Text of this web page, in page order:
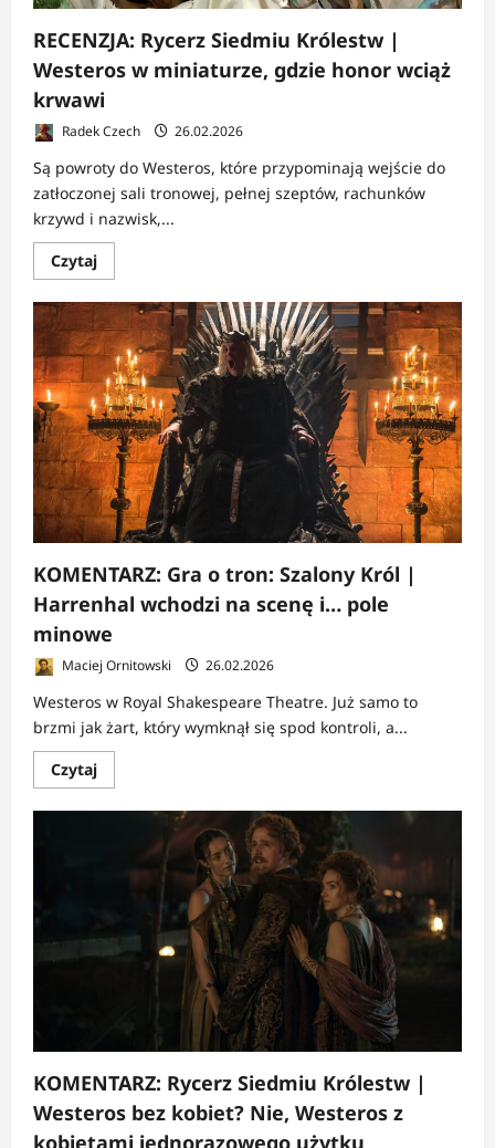
RECENZJA: Rycerz Siedmiu Królestw |
Westeros w miniaturze, gdzie honor wciąż
krwawi
Radek Czech 26.02.2026
Są powroty do Westeros, które przypominają wejście do
zatłoczonej sali tronowej, pełnej szeptów, rachunków
krzywd i nazwisk,...
CzytajDowiedz
się
o
RECENZJA:
Rycerz
Siedmiu
Królestw
|
Westeros
w
miniaturze,
gdzie
honor
wciąż
krwawi
KOMENTARZ: Gra o tron: Szalony Król |
Harrenhal wchodzi na scenę i… pole
minowe
Maciej Ornitowski 26.02.2026
Westeros w Royal Shakespeare Theatre. Już samo to
brzmi jak żart, który wymknął się spod kontroli, a...
CzytajDowiedz
się
o
KOMENTARZ:
Harrenhal
wchodzi
KOMENTARZ: Rycerz Siedmiu Królestw |
Westeros bez kobiet? Nie, Westeros z
kobietami jednorazowego użytku